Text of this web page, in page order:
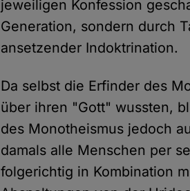
jeweiligen Konfession
Generation, sondern durch
ansetzender Indoktrination.
Da selbst die Erfinder des
über ihren "Gott" wussten,
des Monotheismus jedoch
damals alle Menschen per
folgerichtig in Kombination